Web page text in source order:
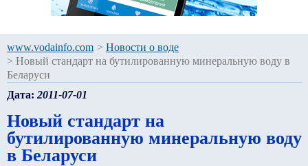
www.vodainfo.com > Новости о воде
> Новый стандарт на бутилированную минеральную воду в
Беларуси
Дата: 2011-07-01
Новый стандарт на
бутилированную минеральную воду
в Беларуси